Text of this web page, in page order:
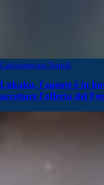
Calciomercato Napoli
Lukaku, l'agente è in
accettare l'offerta del